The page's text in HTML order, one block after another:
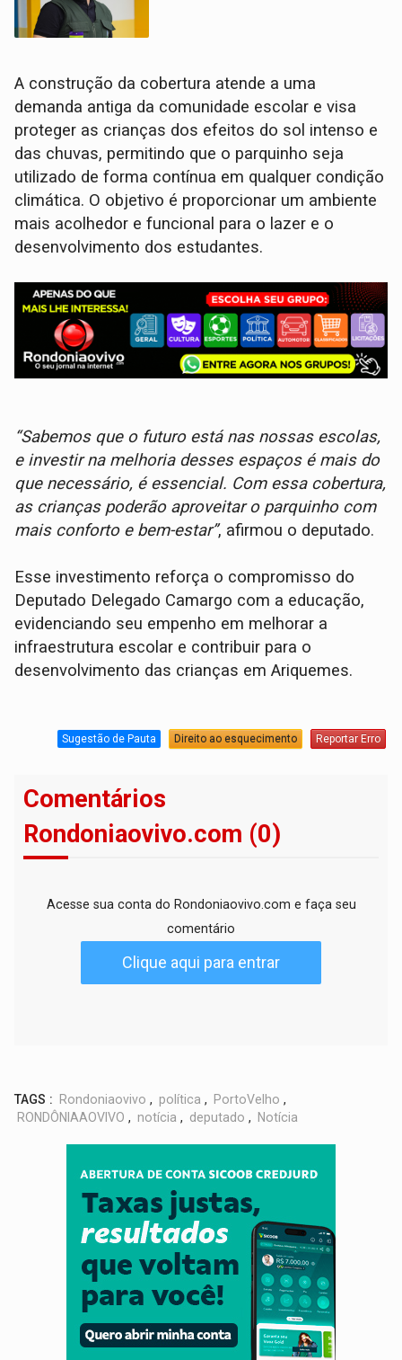
A construção da cobertura atende a uma
demanda antiga da comunidade escolar e visa
proteger as crianças dos efeitos do sol intenso e
das chuvas, permitindo que o parquinho seja
utilizado de forma contínua em qualquer condição
climática. O objetivo é proporcionar um ambiente
mais acolhedor e funcional para o lazer e o
desenvolvimento dos estudantes.
“Sabemos que o futuro está nas nossas escolas,
e investir na melhoria desses espaços é mais do
que necessário, é essencial. Com essa cobertura,
as crianças poderão aproveitar o parquinho com
mais conforto e bem-estar”, afirmou o deputado.
Esse investimento reforça o compromisso do
Deputado Delegado Camargo com a educação,
evidenciando seu empenho em melhorar a
infraestrutura escolar e contribuir para o
desenvolvimento das crianças em Ariquemes.
Sugestão de Pauta Direito ao esquecimento Reportar Erro
Comentários
Rondoniaovivo.com (0)
Acesse sua conta do Rondoniaovivo.com e faça seu
comentário
Clique aqui para entrar
TAGS : Rondoniaovivo , política , PortoVelho ,
RONDÔNIAAOVIVO , notícia , deputado , Notícia